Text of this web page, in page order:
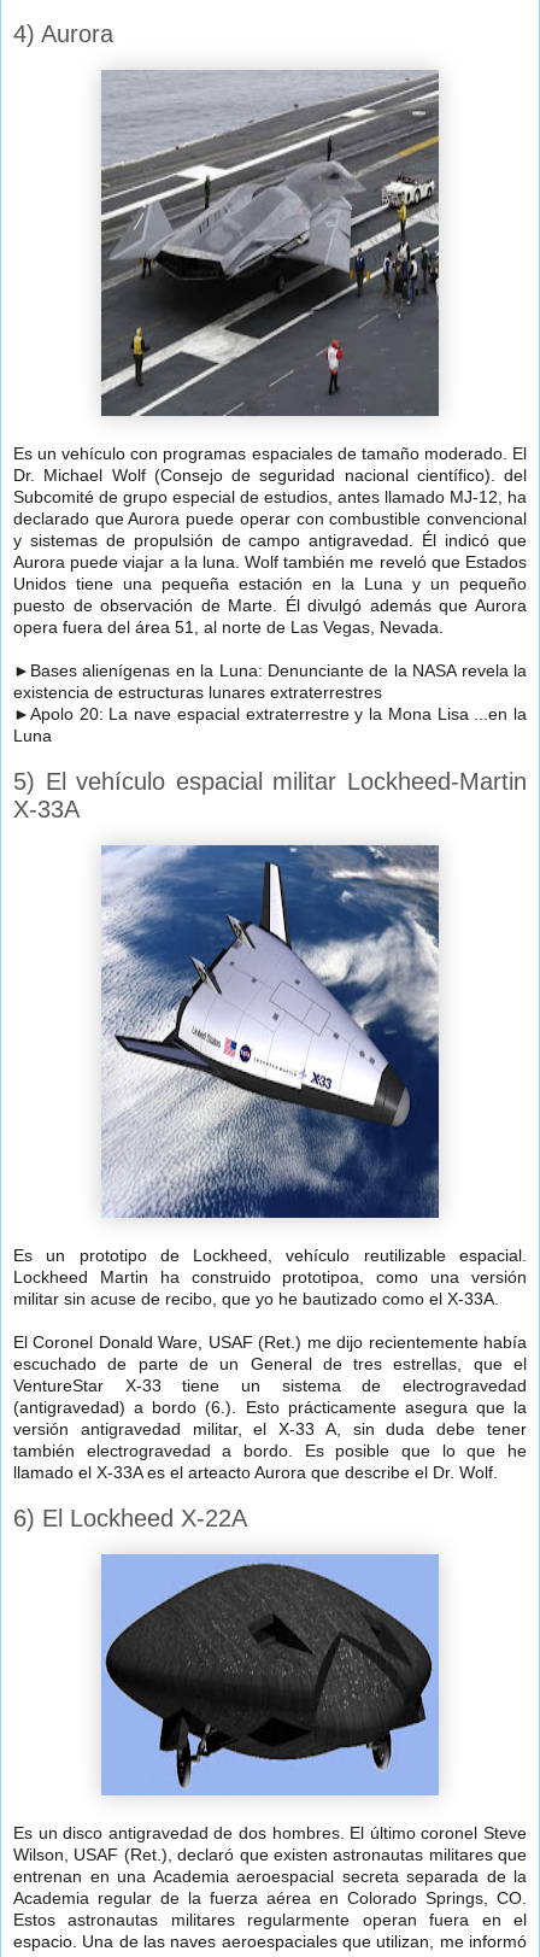
4) Aurora
Es un vehículo con programas espaciales de tamaño moderado. El
Dr. Michael Wolf (Consejo de seguridad nacional científico). del
Subcomité de grupo especial de estudios, antes llamado MJ-12, ha
declarado que Aurora puede operar con combustible convencional
y sistemas de propulsión de campo antigravedad. Él indicó que
Aurora puede viajar a la luna. Wolf también me reveló que Estados
Unidos tiene una pequeña estación en la Luna y un pequeño
puesto de observación de Marte. Él divulgó además que Aurora
opera fuera del área 51, al norte de Las Vegas, Nevada.
► Bases alienígenas en la Luna: Denunciante de la NASA revela la
existencia de estructuras lunares extraterrestres
►Apolo 20: La nave espacial extraterrestre y la Mona Lisa ...en la
Luna
5) El vehículo espacial militar Lockheed-Martin
X-33A
Es un prototipo de Lockheed, vehículo reutilizable espacial.
Lockheed Martin ha construido prototipoa, como una versión
militar sin acuse de recibo, que yo he bautizado como el X-33A.
El Coronel Donald Ware, USAF (Ret.) me dijo recientemente había
escuchado de parte de un General de tres estrellas, que el
VentureStar X-33 tiene un sistema de electrogravedad
(antigravedad) a bordo (6.). Esto prácticamente asegura que la
versión antigravedad militar, el X-33 A, sin duda debe tener
también electrogravedad a bordo. Es posible que lo que he
llamado el X-33A es el arteacto Aurora que describe el Dr. Wolf.
6) El Lockheed X-22A
Es un disco antigravedad de dos hombres. El último coronel Steve
Wilson, USAF (Ret.), declaró que existen astronautas militares que
entrenan en una Academia aeroespacial secreta separada de la
Academia regular de la fuerza aérea en Colorado Springs, CO.
Estos astronautas militares regularmente operan fuera en el
espacio. Una de las naves aeroespaciales que utilizan, me informó